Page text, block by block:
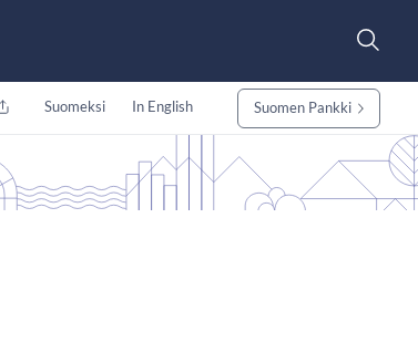
Suomeksi In English Suomen Pankki